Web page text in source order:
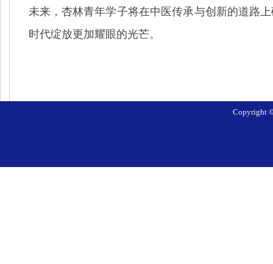
未来， 杏林青年学子将在中医传承与创新的道路
时代绽放更加耀眼的光芒。
Copyright